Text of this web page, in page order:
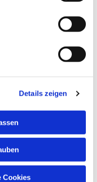
Details zeigen
Cookies
auch